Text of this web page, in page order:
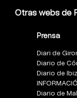
Otras webs de
Prensa
Diari de
Diario de
Diario de
Diario de